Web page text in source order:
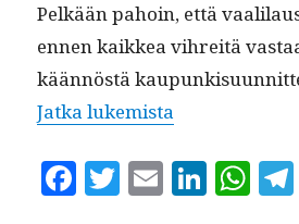
Pelkään pahoin, että
ennen kaikkea vihre­itä
kään­nöstä
Jat­ka lukemista
F
T
E
Li W